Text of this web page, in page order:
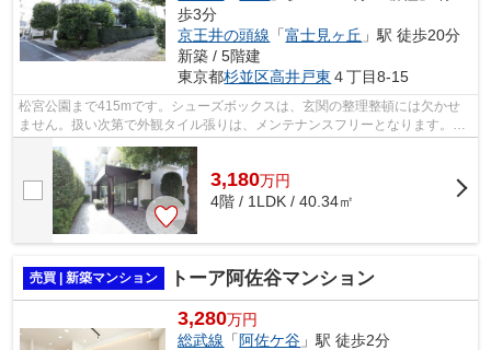
歩3分
京王井の頭線 「富士見ヶ丘 」駅 徒歩20分
新築 / 5階建
東京都杉並区高井戸東 ４丁目8-15
松宮公園まで415mです。シューズボックスは、玄関の整理整頓には欠かせ
ません。扱い次第で外観タイル張りは、メンテナンスフリーとなります。周
辺のバス停は近いほど便利です。こちら...
3,180万円
4階 / 1LDK / 40.34㎡
売買 | 新築マンション トーア阿佐谷マンション
3,280万円
総武線 「 阿佐ケ谷 」駅 徒歩2分